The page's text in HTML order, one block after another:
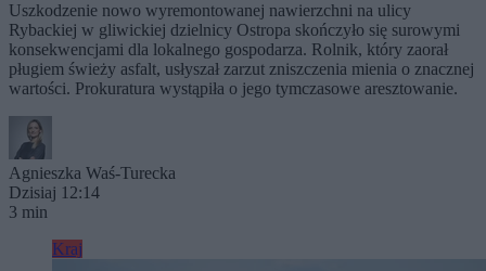
Uszkodzenie nowo wyremontowanej nawierzchni na ulicy
Rybackiej w gliwickiej dzielnicy Ostropa skończyło się surowymi
konsekwencjami dla lokalnego gospodarza. Rolnik, który zaorał
pługiem świeży asfalt, usłyszał zarzut zniszczenia mienia o znacznej
wartości. Prokuratura wystąpiła o jego tymczasowe aresztowanie.
Agnieszka Waś-Turecka
Dzisiaj 12:14
3 min
Kraj